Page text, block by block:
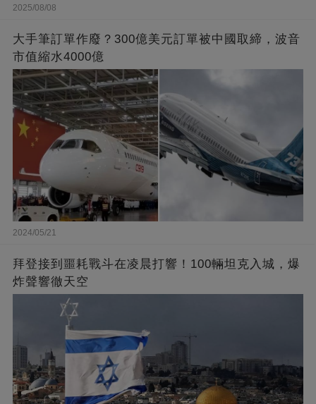
2025/08/08
大手筆訂單作廢？300億美元訂單被中國取締，波音
市值縮水4000億
2024/05/21
拜登接到噩耗戰斗在凌晨打響！100輛坦克入城，爆
炸聲響徹天空